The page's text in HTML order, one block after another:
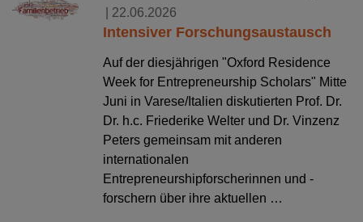
| 22.06.2026
Intensiver Forschungsaustausch
Auf der diesjährigen "Oxford Residence
Week for Entrepreneurship Scholars" Mitte
Juni in Varese/Italien diskutierten Prof. Dr.
Dr. h.c. Friederike Welter und Dr. Vinzenz
Peters gemeinsam mit anderen
internationalen
Entrepreneurshipforscherinnen und -
forschern über ihre aktuellen …